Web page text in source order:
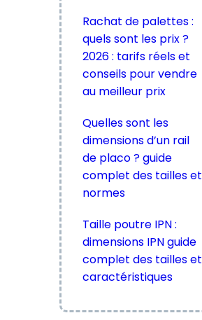
Rachat de palettes :
quels sont les prix ?
2026 : tarifs réels et
conseils pour vendre
au meilleur prix
Quelles sont les
dimensions d’un rail
de placo ? guide
complet des tailles et
normes
Taille poutre IPN :
dimensions IPN guide
complet des tailles et
caractéristiques